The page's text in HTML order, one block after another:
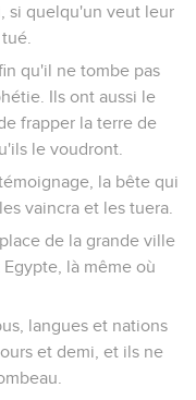
si quelqu'un veut leur
qu'il ne tombe pas
Ils ont aussi le
frapper la terre de
le voudront.
la bête qui
vaincra et les tuera.
de la grande ville
là même où
langues et nations
et demi, et ils ne